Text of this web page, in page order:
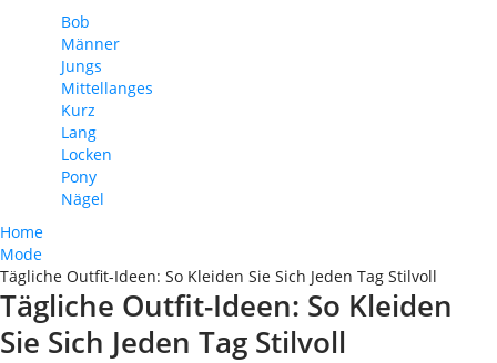
Bob
Männer
Jungs
Mittellanges
Kurz
Lang
Locken
Pony
Nägel
Home
Mode
Tägliche Outfit-Ideen: So Kleiden Sie Sich Jeden Tag Stilvoll
Tägliche Outfit-Ideen: So Kleiden
Sie Sich Jeden Tag Stilvoll